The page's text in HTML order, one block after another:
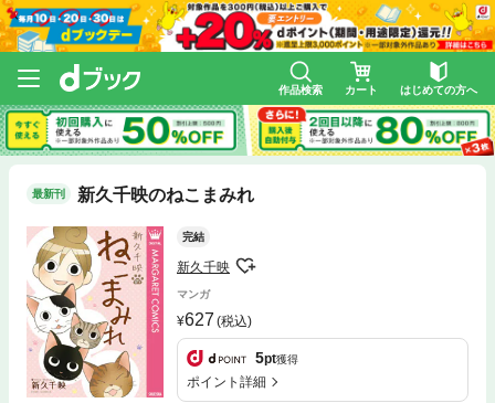
作品検索 カート はじめての方へ
最新刊 新久千映のねこまみれ
完結
新久千映
マンガ
627 (税込)
5pt獲得
ポイント詳細